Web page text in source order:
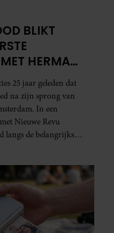
BLIKT
HERMAN
IS LOLA
25 jaar geleden dat
na zijn sprong van
In een
Nieuwe Revu
de belangrijkste
een stortvloed aan
begon hun leven
Lola geboren.